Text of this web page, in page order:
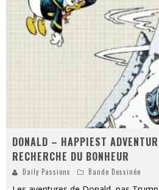
DONALD – HAPPIEST
RECHERCHE DU BONHEUR
Daily Passions Bande Dessinée